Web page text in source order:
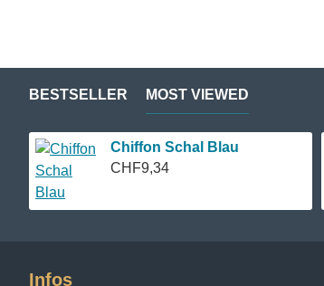
BESTSELLER MOST VIEWED
Chiffon Schal Blau
CHF9,34
Infos